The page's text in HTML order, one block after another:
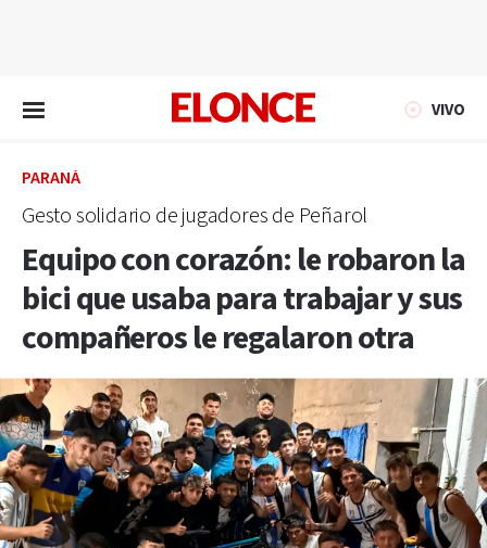
VIVO
PARANÁ
Gesto solidario de jugadores de Peñarol
Equipo con corazón: le robaron la
bici que usaba para trabajar y sus
compañeros le regalaron otra